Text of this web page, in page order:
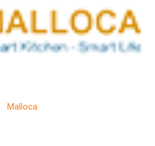
Malloca